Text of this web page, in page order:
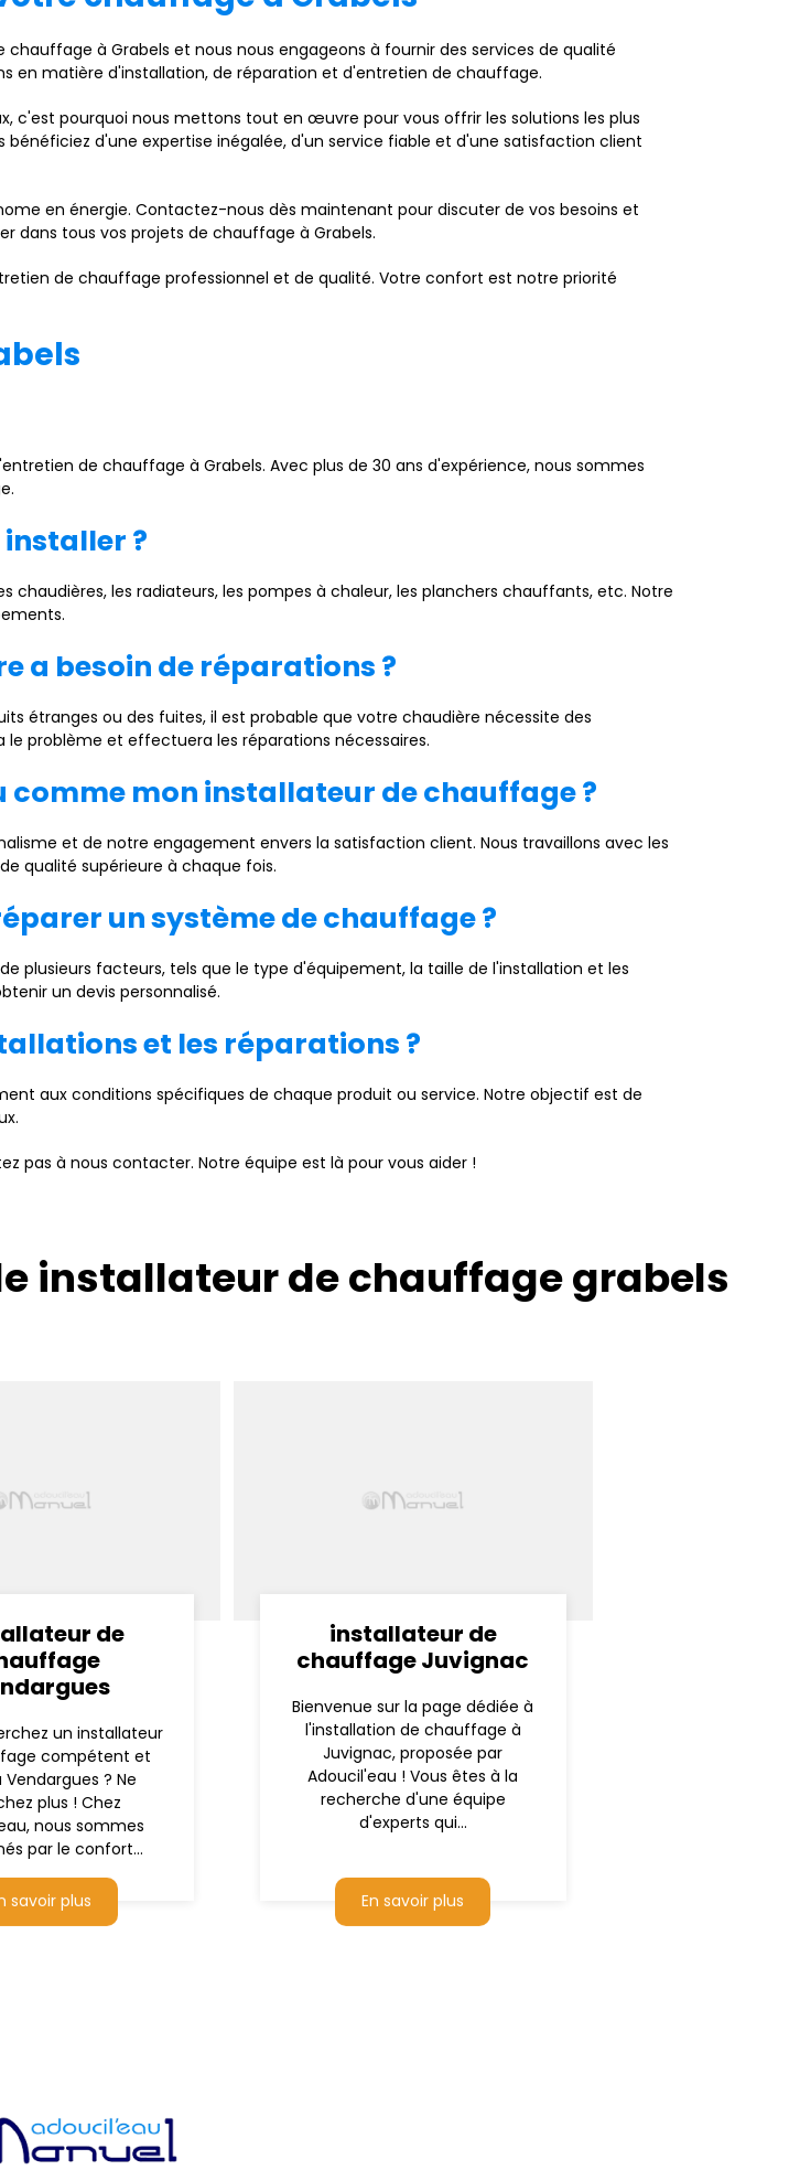
à Grabels et nous nous engageons à fournir des services de qualité
en matière d'installation, de réparation et d'entretien de chauffage.
pourquoi nous mettons tout en œuvre pour vous offrir les solutions les plus
bénéficiez d'une expertise inégalée, d'un service fiable et d'une satisfaction client
en énergie. Contactez-nous dès maintenant pour discuter de vos besoins et
dans tous vos projets de chauffage à Grabels.
de chauffage professionnel et de qualité. Votre confort est notre priorité
de chauffage à Grabels. Avec plus de 30 ans d'expérience, nous sommes
?
les radiateurs, les pompes à chaleur, les planchers chauffants, etc. Notre
a besoin de réparations ?
étranges ou des fuites, il est probable que votre chaudière nécessite des
problème et effectuera les réparations nécessaires.
mon installateur de chauffage ?
et de notre engagement envers la satisfaction client. Nous travaillons avec les
qualité supérieure à chaque fois.
un système de chauffage ?
plusieurs facteurs, tels que le type d'équipement, la taille de l'installation et les
un devis personnalisé.
et les réparations ?
aux conditions spécifiques de chaque produit ou service. Notre objectif est de
pas à nous contacter. Notre équipe est là pour vous aider !
installateur de chauffage grabels
de
un installateur
compétent et
Vendargues ? Ne
plus ! Chez
nous sommes
par le confort...
savoir plus
installateur de
chauffage Juvignac
Bienvenue sur la page dédiée à
l'installation de chauffage à
Juvignac, proposée par
Adoucil'eau ! Vous êtes à la
recherche d'une équipe
d'experts qui...
En savoir plus